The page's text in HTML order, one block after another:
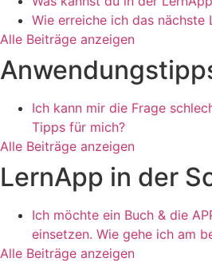
Wie erreiche ich das nächste
Alle Beiträge anzeigen
Ich kann mir die Frage
Tipps für mich?
Alle Beiträge anzeigen
LernApp in der
Ich möchte ein Buch & die
einsetzen. Wie gehe ich am
Alle Beiträge anzeigen